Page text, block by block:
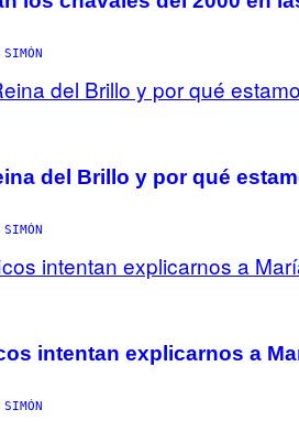
del Brillo y por qué
intentan explicarnos a